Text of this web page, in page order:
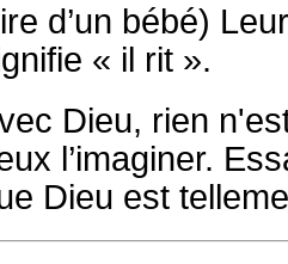
d’un bébé)
« il rit ».
Dieu, rien
l’imaginer.
Dieu est